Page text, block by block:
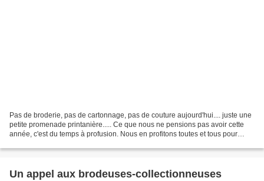
Pas de broderie, pas de cartonnage, pas de couture aujourd'hui.... juste une
petite promenade printanière..... Ce que nous ne pensions pas avoir cette
année, c'est du temps à profusion. Nous en profitons toutes et tous pour
Un appel aux brodeuses-collectionneuses